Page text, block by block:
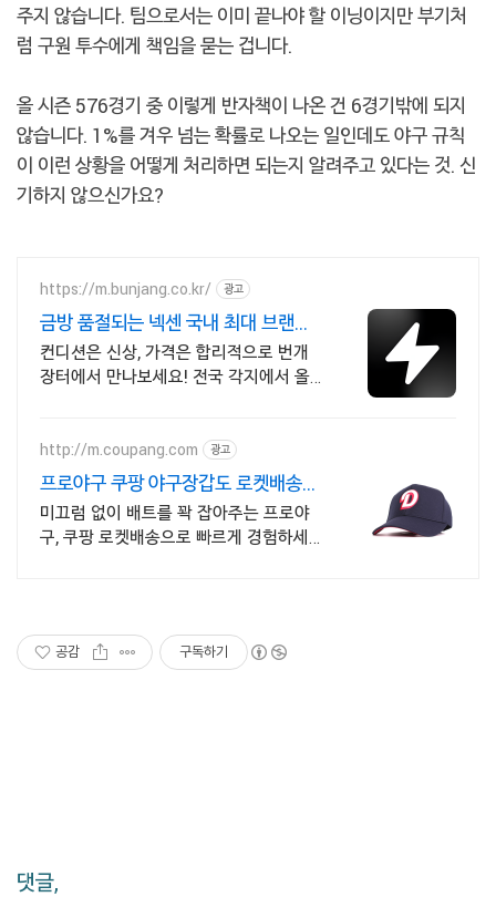
주지 않습니다. 팀으로서는 이미 끝나야 할 이닝이지만 부기처
럼 구원 투수에게 책임을 묻는 겁니다.
올 시즌 576경기 중 이렇게 반자책이 나온 건 6경기밖에 되지
않습니다. 1%를 겨우 넘는 확률로 나오는 일인데도 야구 규칙
이 이런 상황을 어떻게 처리하면 되는지 알려주고 있다는 것. 신
기하지 않으신가요?
https://m.bunjang.co.kr/ 광고
금방 품절되는 넥센 국내 최대 브랜드
중고거래
컨디션은 신상, 가격은 합리적으로 번개
장터에서 만나보세요! 전국 각지에서 올
http://m.coupang.com 광고
프로야구 쿠팡 야구장갑도 로켓배송으
로
미끄럼 없이 배트를 꽉 잡아주는 프로야
구, 쿠팡 로켓배송으로 빠르게 경험하세
공감 구독하기
댓글,